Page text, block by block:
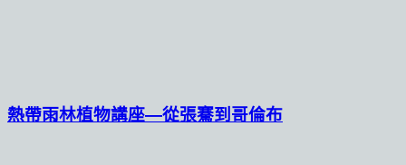
熱帶雨林植物講座—從張騫到哥倫布